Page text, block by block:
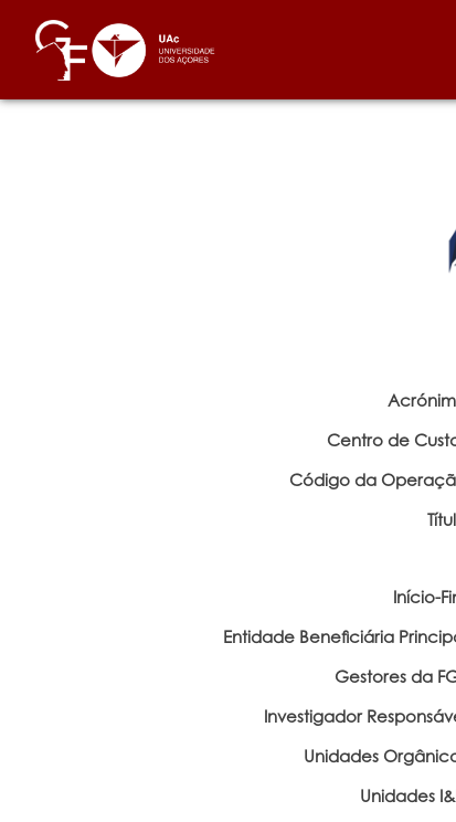
Centro de
Código da
Início-
Entidade Beneficiária
Gestores da
Investigador
Unidades
Unidades